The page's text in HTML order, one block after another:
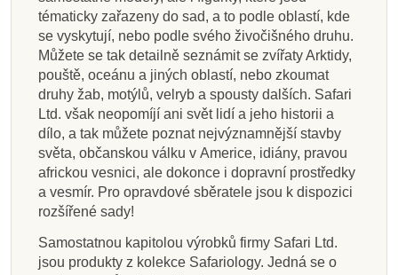
tématicky zařazeny do sad, a to podle oblastí, kde
se vyskytují, nebo podle svého živočišného druhu.
Můžete se tak detailně seznámit se zvířaty Arktidy,
pouště, oceánu a jiných oblastí, nebo zkoumat
druhy žab, motýlů, velryb a spousty dalších. Safari
Ltd. však neopomíjí ani svět lidí a jeho historii a
dílo, a tak můžete poznat nejvýznamnější stavby
světa, občanskou válku v Americe, idiány, pravou
africkou vesnici, ale dokonce i dopravní prostředky
a vesmír. Pro opravdové sběratele jsou k dispozici
rozšířené sady!
Samostatnou kapitolou výrobků firmy Safari Ltd.
jsou produkty z kolekce Safariology. Jedná se o